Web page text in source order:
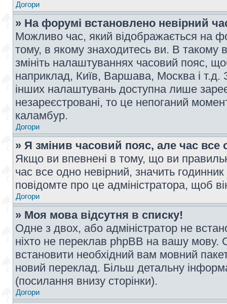
Догори
» На форумі встановлено невірний
Можливо час, який відображається на
тому, в якому знаходитесь ви. В такому
змініть налаштуваннях часовий пояс,
наприклад, Київ, Варшава, Москва і т.д.
інших налаштувань доступна лише
незареєстровані, то це непоганий
каламбур.
Догори
» Я змінив часовий пояс, але час все
Якщо ви впевнені в тому, що ви
час все одно невірний, значить
повідомте про це адміністратора, щоб
Догори
» Моя мова відсутня в списку!
Одне з двох, або адміністратор не
ніхто не переклав phpBB на вашу мову.
встановити необхідний вам мовний
новий переклад. Більш детальну
(посилання внизу сторінки).
Догори